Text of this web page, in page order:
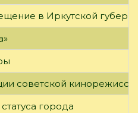
в Иркутской
советской
города